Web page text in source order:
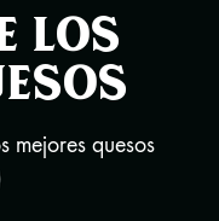
los
mejores quesos